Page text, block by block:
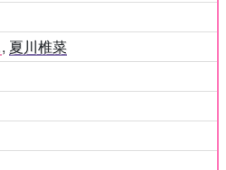
, 夏川椎菜